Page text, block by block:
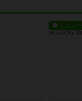
レビュー